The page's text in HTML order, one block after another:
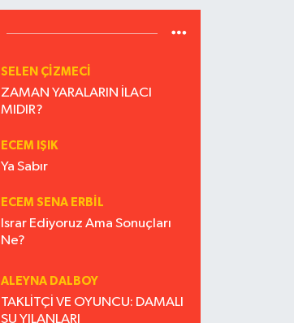
SELEN ÇİZMECİ
ZAMAN YARALARIN İLACI
MIDIR?
ECEM IŞIK
Ya Sabır
ECEM SENA ERBIL
Israr Ediyoruz Ama Sonuçları
Ne?
ALEYNA DALBOY
TAKLİTÇİ VE OYUNCU: DAMALI
SU YILANLARI